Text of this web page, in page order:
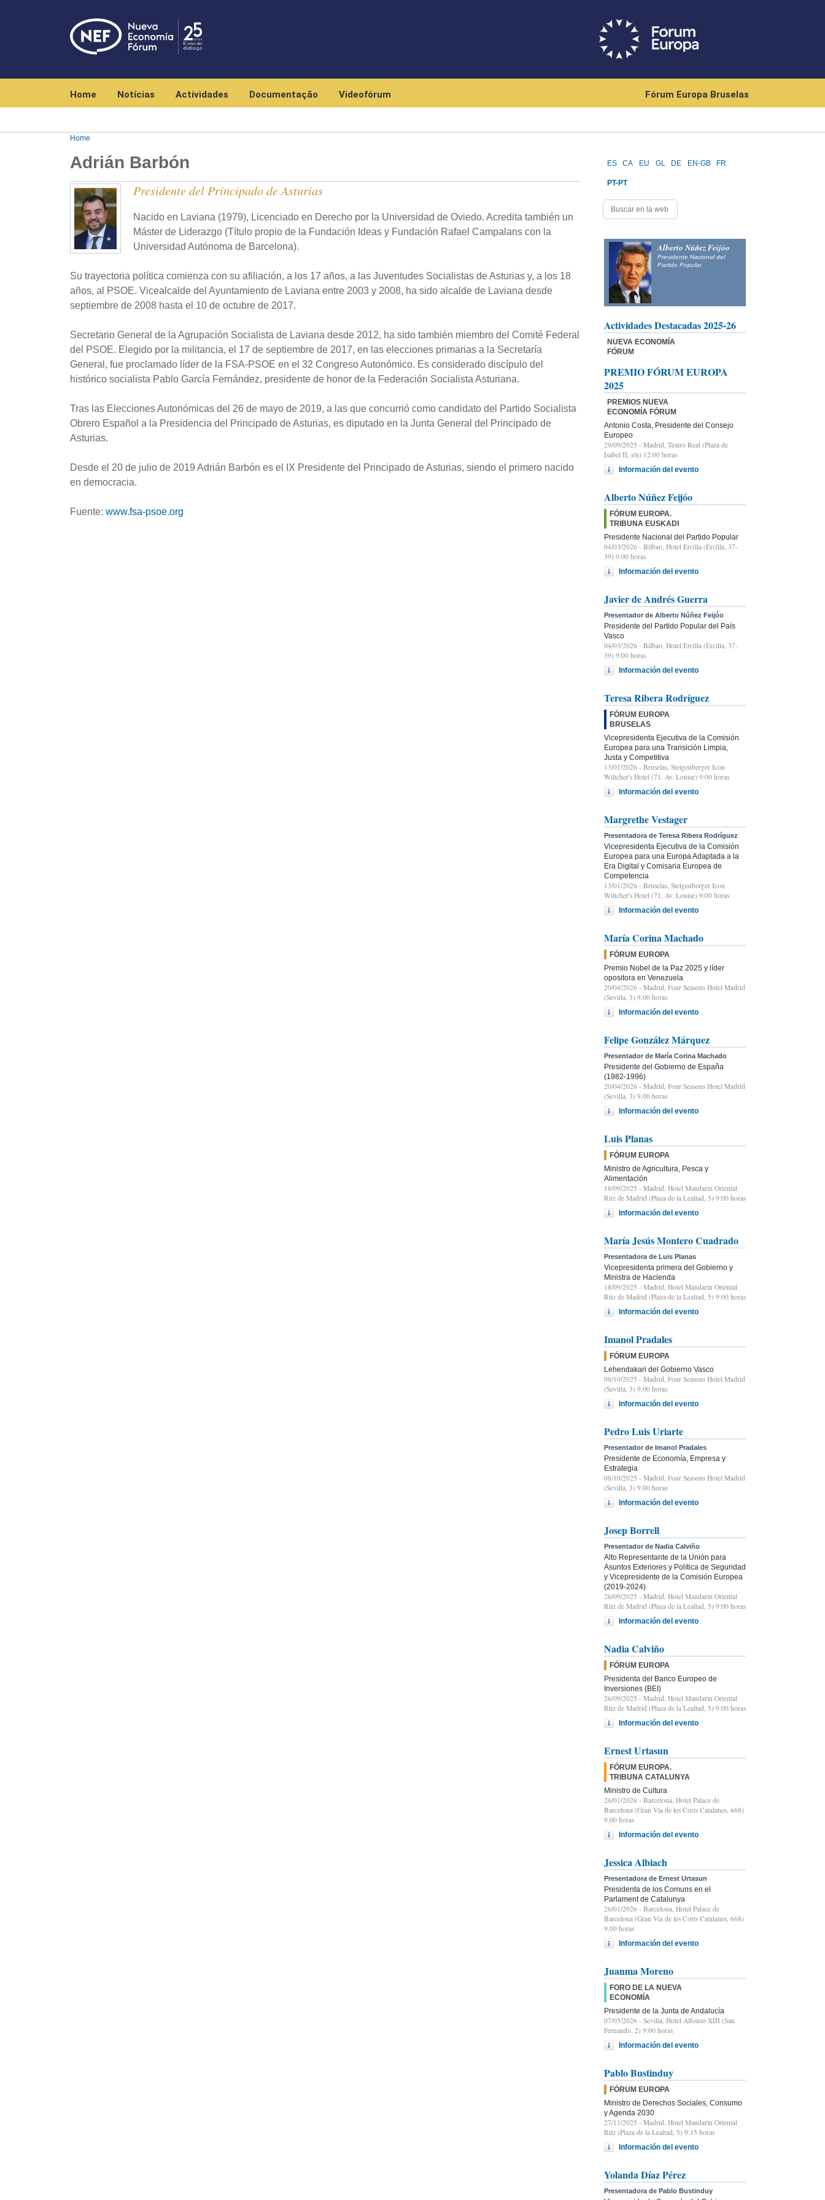
Home Notícias Actividades Documentação Videofórum Fórum Europa Bruselas
Home
Adrián Barbón
Presidente del Principado de Asturias
Nacido en Laviana (1979), Licenciado en Derecho por la Universidad de Oviedo. Acredita también un
Máster de Liderazgo (Título propio de la Fundación Ideas y Fundación Rafael Campalans con la
Universidad Autónoma de Barcelona).
Su trayectoria política comienza con su afiliación, a los 17 años, a las Juventudes Socialistas de Asturias y, a los 18
años, al PSOE. Vicealcalde del Ayuntamiento de Laviana entre 2003 y 2008, ha sido alcalde de Laviana desde
septiembre de 2008 hasta el 10 de octubre de 2017.
Secretario General de la Agrupación Socialista de Laviana desde 2012, ha sido también miembro del Comité Federal
del PSOE. Elegido por la militancia, el 17 de septiembre de 2017, en las elecciones primarias a la Secretaría
General, fue proclamado líder de la FSA-PSOE en el 32 Congreso Autonómico. Es considerado discípulo del
histórico socialista Pablo García Fernández, presidente de honor de la Federación Socialista Asturiana.
Tras las Elecciones Autonómicas del 26 de mayo de 2019, a las que concurrió como candidato del Partido Socialista
Obrero Español a la Presidencia del Principado de Asturias, es diputado en la Junta General del Principado de
Asturias.
Desde el 20 de julio de 2019 Adrián Barbón es el IX Presidente del Principado de Asturias, siendo el primero nacido
en democracia.
Fuente: www.fsa-psoe.org
ES CA EU GL DE EN-GB FR
PT-PT
Alberto Núñez Feijóo
Presidente Nacional del
Partido Popular
Actividades Destacadas 2025-26
NUEVA ECONOMÍA
FÓRUM
PREMIO FÓRUM EUROPA
2025
PREMIOS NUEVA
ECONOMÍA FÓRUM
Antonio Costa, Presidente del Consejo
Europeo
29/09/2025 - Madrid, Teatro Real (Plaza de
Isabel II, s/n) 12:00 horas
Información del evento
Alberto Núñez Feijóo
FÓRUM EUROPA.
TRIBUNA EUSKADI
Presidente Nacional del Partido Popular
04/03/2026 - Bilbao, Hotel Ercilla (Ercilla, 37-
39) 9:00 horas
Información del evento
Javier de Andrés Guerra
Presentador de Alberto Núñez Feijóo
Presidente del Partido Popular del País
Vasco
04/03/2026 - Bilbao, Hotel Ercilla (Ercilla, 37-
39) 9:00 horas
Información del evento
Teresa Ribera Rodríguez
FÓRUM EUROPA
BRUSELAS
Vicepresidenta Ejecutiva de la Comisión
Europea para una Transición Limpia,
Justa y Competitiva
13/01/2026 - Bruselas, Steigenberger Icon
Wiltcher's Hotel (71, Av. Louise) 9:00 horas
Información del evento
Margrethe Vestager
Presentadora de Teresa Ribera Rodríguez
Vicepresidenta Ejecutiva de la Comisión
Europea para una Europa Adaptada a la
Era Digital y Comisaria Europea de
Competencia
13/01/2026 - Bruselas, Steigenberger Icon
Wiltcher's Hotel (71, Av. Louise) 9:00 horas
Información del evento
María Corina Machado
FÓRUM EUROPA
Premio Nobel de la Paz 2025 y líder
opositora en Venezuela
20/04/2026 - Madrid, Four Seasons Hotel Madrid
(Sevilla, 3) 9.00 horas
Información del evento
Felipe González Márquez
Presentador de María Corina Machado
Presidente del Gobierno de España
(1982-1996)
20/04/2026 - Madrid, Four Seasons Hotel Madrid
(Sevilla, 3) 9.00 horas
Información del evento
Luis Planas
FÓRUM EUROPA
Ministro de Agricultura, Pesca y
Alimentación
18/09/2025 - Madrid, Hotel Mandarin Oriental
Ritz de Madrid (Plaza de la Lealtad, 5) 9:00 horas
Información del evento
María Jesús Montero Cuadrado
Presentadora de Luis Planas
Vicepresidenta primera del Gobierno y
Ministra de Hacienda
18/09/2025 - Madrid, Hotel Mandarin Oriental
Ritz de Madrid (Plaza de la Lealtad, 5) 9:00 horas
Información del evento
Imanol Pradales
FÓRUM EUROPA
Lehendakari del Gobierno Vasco
08/10/2025 - Madrid, Four Seasons Hotel Madrid
(Sevilla, 3) 9.00 horas
Información del evento
Pedro Luis Uriarte
Presentador de Imanol Pradales
Presidente de Economía, Empresa y
Estrategia
08/10/2025 - Madrid, Four Seasons Hotel Madrid
(Sevilla, 3) 9.00 horas
Información del evento
Josep Borrell
Presentador de Nadia Calviño
Alto Representante de la Unión para
Asuntos Exteriores y Política de Seguridad
y Vicepresidente de la Comisión Europea
(2019-2024)
26/09/2025 - Madrid, Hotel Mandarin Oriental
Ritz de Madrid (Plaza de la Lealtad, 5) 9:00 horas
Información del evento
Nadia Calviño
FÓRUM EUROPA
Presidenta del Banco Europeo de
Inversiones (BEI)
26/09/2025 - Madrid, Hotel Mandarin Oriental
Ritz de Madrid (Plaza de la Lealtad, 5) 9:00 horas
Información del evento
Ernest Urtasun
FÓRUM EUROPA.
TRIBUNA CATALUNYA
Ministro de Cultura
26/01/2026 - Barcelona, Hotel Palace de
Barcelona (Gran Vía de les Corts Catalanes, 668)
9.00 horas
Información del evento
Jessica Albiach
Presentadora de Ernest Urtasun
Presidenta de los Comuns en el
Parlament de Catalunya
26/01/2026 - Barcelona, Hotel Palace de
Barcelona (Gran Vía de les Corts Catalanes, 668)
9.00 horas
Información del evento
Juanma Moreno
FORO DE LA NUEVA
ECONOMÍA
Presidente de la Junta de Andalucía
07/05/2026 - Sevilla, Hotel Alfonso XIII (San
Fernando, 2) 9:00 horas
Información del evento
Pablo Bustinduy
FÓRUM EUROPA
Ministro de Derechos Sociales, Consumo
y Agenda 2030
27/11/2025 - Madrid, Hotel Mandarin Oriental
Ritz (Plaza de la Lealtad, 5) 9:15 horas
Información del evento
Yolanda Díaz Pérez
Presentadora de Pablo Bustinduy